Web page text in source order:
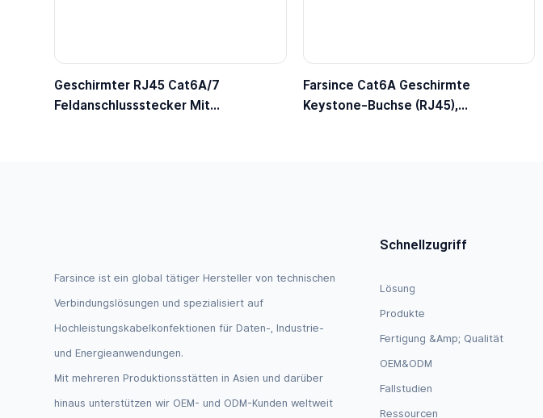
Geschirmter RJ45 Cat6A/7
Feldanschlussstecker Mit
Farsince Cat6A Geschirmte
Keystone-Buchse (RJ45),
Farsince ist ein global tätiger Hersteller von technischen
Verbindungslösungen und spezialisiert auf
Hochleistungskabelkonfektionen für Daten-, Industrie-
und Energieanwendungen.
Mit mehreren Produktionsstätten in Asien und darüber
hinaus unterstützen wir OEM- und ODM-Kunden weltweit
Schnellzugriff
Lösung
Produkte
Fertigung &amp; Qualität
OEM&ODM
Fallstudien
Ressourcen